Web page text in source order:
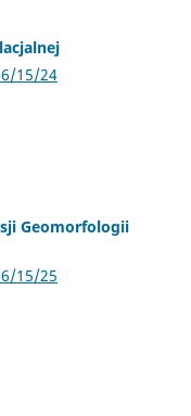
15/24
Geomorfologii
15/25